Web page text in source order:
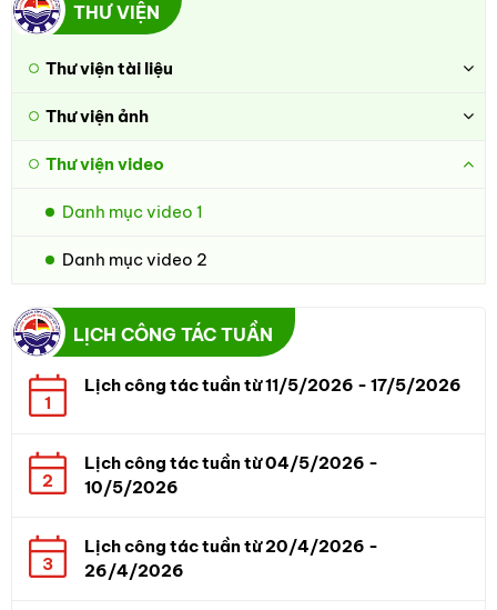
THƯ VIỆN
Thư viện tài liệu
Thư viện ảnh
Thư viện video
Danh mục video 1
Danh mục video 2
LỊCH CÔNG TÁC TUẦN
1
Lịch công tác tuần từ 11/5/2026 - 17/5/2026
2
Lịch công tác tuần từ 04/5/2026 -
10/5/2026
3
Lịch công tác tuần từ 20/4/2026 -
26/4/2026